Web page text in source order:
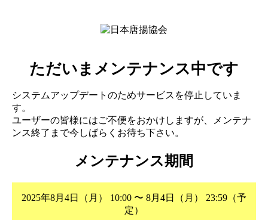
ただいまメンテナンス中です
システムアップデートのためサービスを停止していま
す。
ユーザーの皆様にはご不便をおかけしますが、メンテナ
ンス終了まで今しばらくお待ち下さい。
メンテナンス期間
2025年8月4日（月） 10:00 〜 8月4日（月） 23:59（予
定）